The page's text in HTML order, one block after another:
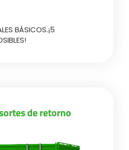
BÁSICOS.¡5
de retorno